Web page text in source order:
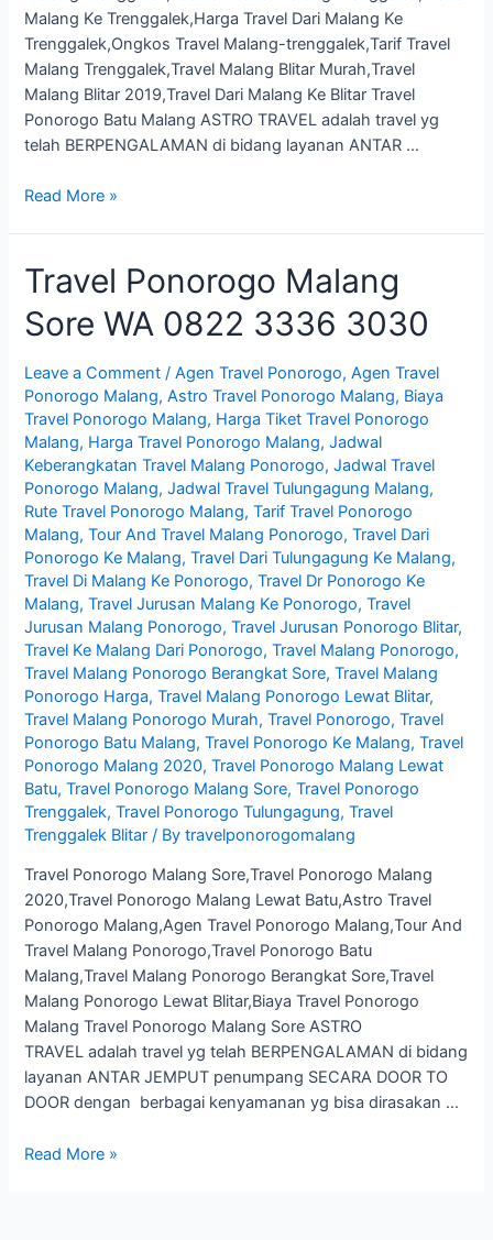
Malang Ke Trenggalek,Harga Travel Dari Malang Ke
Trenggalek,Ongkos Travel Malang-trenggalek,Tarif Travel
Malang Trenggalek,Travel Malang Blitar Murah,Travel
Malang Blitar 2019,Travel Dari Malang Ke Blitar Travel
Ponorogo Batu Malang ASTRO TRAVEL adalah travel yg
telah BERPENGALAMAN di bidang layanan ANTAR …
Travel
Malang
Read More »
Travel Ponorogo Malang
Sore WA 0822 3336 3030
Leave a Comment /Agen Travel Ponorogo,Agen Travel
Ponorogo Malang,Astro Travel Ponorogo Malang, Biaya
Travel Ponorogo Malang, Harga Tiket Travel Ponorogo
Malang, Harga Travel Ponorogo Malang,Jadwal
Keberangkatan Travel Malang Ponorogo,Jadwal Travel
Ponorogo Malang,Jadwal Travel Tulungagung Malang,
Rute Travel Ponorogo Malang,Tarif Travel Ponorogo
Malang,Tour And Travel Malang Ponorogo,Travel Dari
Ponorogo Ke Malang,Travel Dari Tulungagung Ke Malang,
Travel Di Malang Ke Ponorogo,Travel Dr Ponorogo Ke
Malang,Travel Jurusan Malang Ke Ponorogo,Travel
Jurusan Malang Ponorogo,Travel Jurusan Ponorogo Blitar,
Travel Ke Malang Dari Ponorogo,Travel Malang Ponorogo,
Travel Malang Ponorogo Berangkat Sore,Travel Malang
Ponorogo Harga,Travel Malang Ponorogo Lewat Blitar,
Travel Malang Ponorogo Murah,Travel Ponorogo,Travel
Ponorogo Batu Malang,Travel Ponorogo Ke Malang,Travel
Ponorogo Malang 2020,Travel Ponorogo Malang Lewat
Batu,Travel Ponorogo Malang Sore,Travel Ponorogo
Trenggalek,Travel Ponorogo Tulungagung,Travel
Trenggalek Blitar / Bytravelponorogomalang
Travel Ponorogo Malang Sore,Travel Ponorogo Malang
2020,Travel Ponorogo Malang Lewat Batu,Astro Travel
Ponorogo Malang,Agen Travel Ponorogo Malang,Tour And
Travel Malang Ponorogo,Travel Ponorogo Batu
Malang,Travel Malang Ponorogo Berangkat Sore,Travel
Malang Ponorogo Lewat Blitar,Biaya Travel Ponorogo
Malang Travel Ponorogo Malang Sore ASTRO
TRAVEL adalah travel yg telah BERPENGALAMAN di bidang
layanan ANTAR JEMPUT penumpang SECARA DOOR TO
DOOR dengan berbagai kenyamanan yg bisa dirasakan …
Travel
Read More »